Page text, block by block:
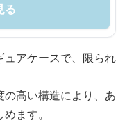
る
アケースで、限られ
高い構造により、あ
ます。